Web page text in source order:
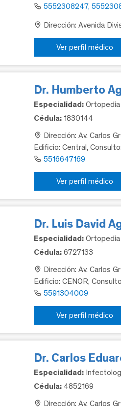
5552308247,
Dirección: Avenida
Ver perfil médico
Dr. Humberto
Especialidad:
Cédula: 1830144
Dirección: Av. Carlos
Edificio: Central,
5516647169
Ver perfil médico
Dr. Luis David
Especialidad:
Cédula: 6727133
Dirección: Av. Carlos
Edificio: CENOR,
5591304009
Ver perfil médico
Dr. Carlos
Especialidad:
Cédula: 4852169
Dirección: Av. Carlos